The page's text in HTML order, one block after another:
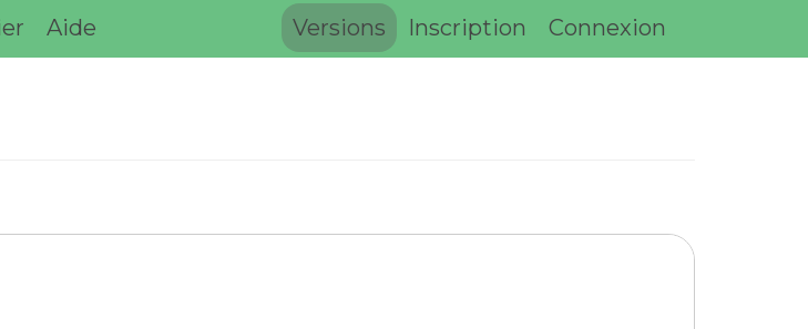
Aide Versions Inscription Connexion